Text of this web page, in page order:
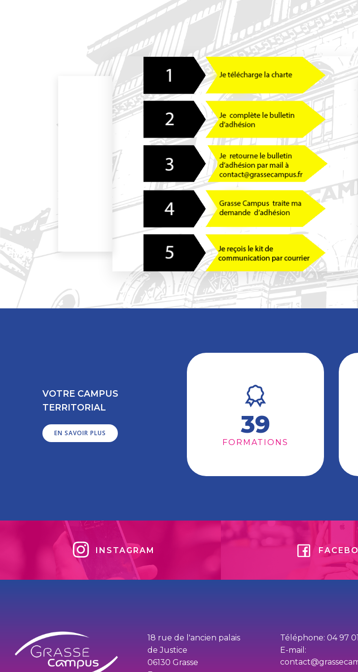
VOTRE CAMPUS
TERRITORIAL
EN SAVOIR PLUS 39
FORMATIONS
INSTAGRAM
18 rue de l'ancien palais
de Justice
06130 Grasse
Téléphone: 04 97
E-mail: